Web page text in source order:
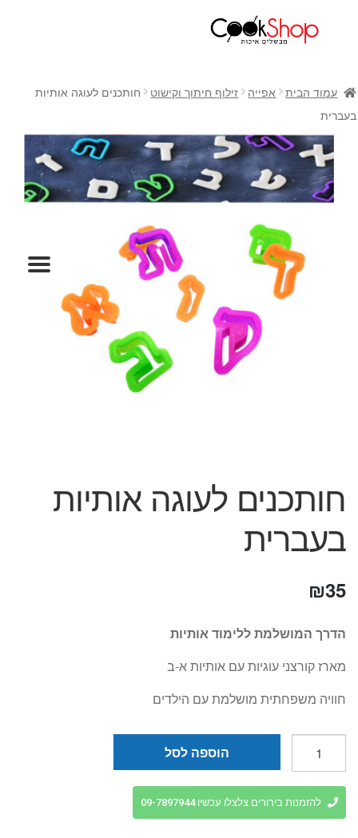
חנות
כלי בישול
סירים
מחבתות
כלי הגשה ואירוח
מוצרי חשמל למטבח
אחסון למטבח
סכינים
עגלת קניות
עמוד הבית אפייה זילוף חיתוך וקישוט
חותכנים לעוגה אותיות
בעברית
חותכנים לעוגה אותיות
בעברית
₪35
הדרך המושלמת ללימוד אותיות
מארז קורצני עוגיות עם אותיות א-ב
חוויה משפחתית מושלמת עם הילדים
חותכנים
לעוגה
אותיות
הוספה לסל
להזמנות בירורים צלצלו עכשיו 09-7897944